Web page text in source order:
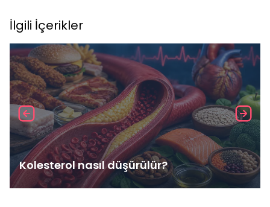
İlgili İçerikler
Kolesterol nasıl düşürülür?